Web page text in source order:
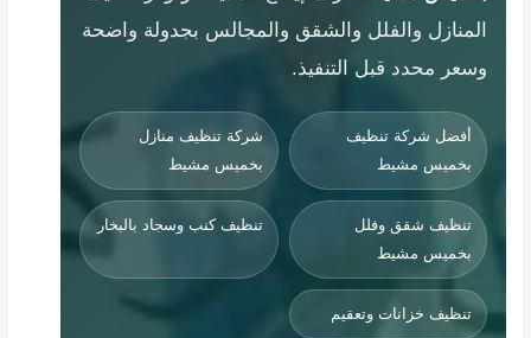
المنازل والفلل والشقق والمجالس بجدولة واضحة
وسعر محدد قبل التنفيذ.
أفضل شركة تنظيف
بخميس مشيط
شركة تنظيف منازل
بخميس مشيط
تنظيف شقق وفلل
بخميس مشيط
تنظيف كنب وسجاد بالبخار
تنظيف خزانات وتعقيم